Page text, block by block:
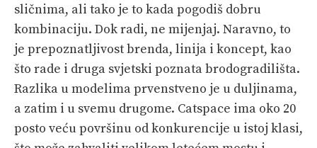
sličnima, ali tako je to kada pogodiš dobru
kombinaciju. Dok radi, ne mijenjaj. Naravno, to
je prepoznatljivost brenda, linija i koncept, kao
što rade i druga svjetski poznata brodogradilišta.
Razlika u modelima prvenstveno je u duljinama,
a zatim i u svemu drugome. Catspace ima oko 20
posto veću površinu od konkurencije u istoj klasi,